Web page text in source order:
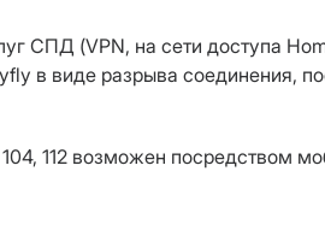
СПД (VPN, на сети доступа
в виде разрыва соединения,
112 возможен посредством